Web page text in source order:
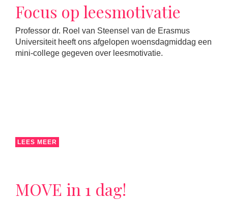
Focus op leesmotivatie
Professor dr. Roel van Steensel van de Erasmus
Universiteit heeft ons afgelopen woensdagmiddag een
mini-college gegeven over leesmotivatie.
LEES MEER
MOVE in 1 dag!